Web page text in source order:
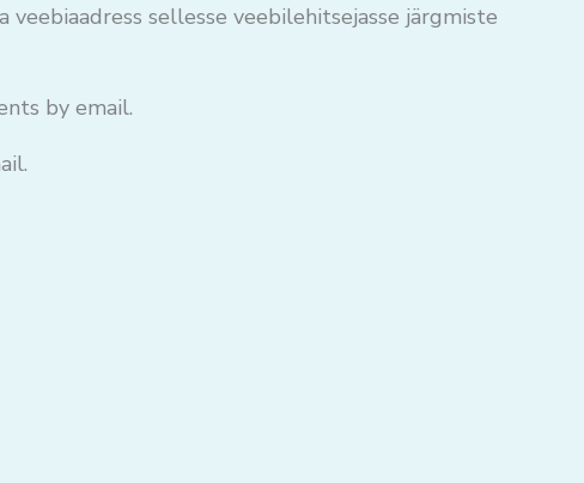
veebiaadress sellesse veebilehitsejasse järgmiste
by email.